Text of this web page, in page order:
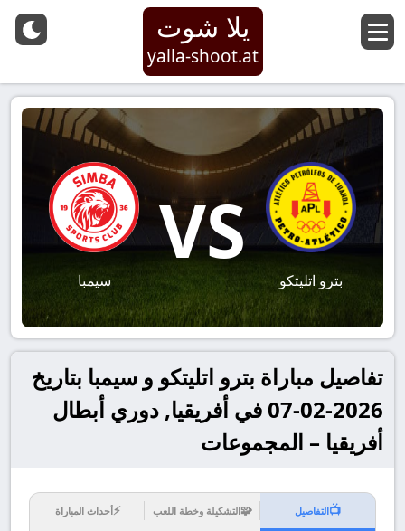
يلا شوت
yalla-shoot.at
بترو اتليتكو
VS
سيمبا
تفاصيل مباراة بترو اتليتكو و سيمبا بتاريخ
2026-02-07 في أفريقيا, دوري أبطال
أفريقيا – المجموعات
📺التفاصيل 🧩التشكيلة وخطة اللعب ⚡أحداث المباراة